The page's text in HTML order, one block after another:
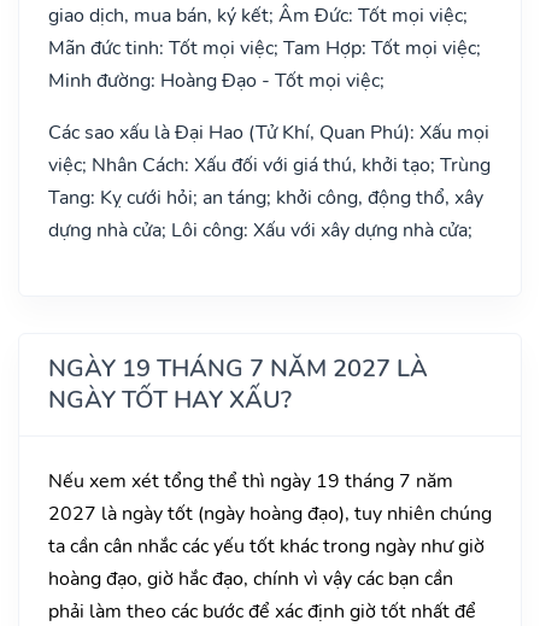
giao dịch, mua bán, ký kết; Âm Đức: Tốt mọi việc;
Mãn đức tinh: Tốt mọi việc; Tam Hợp: Tốt mọi việc;
Minh đường: Hoàng Đạo - Tốt mọi việc;
Các sao xấu là Đại Hao (Tử Khí, Quan Phú): Xấu mọi
việc; Nhân Cách: Xấu đối với giá thú, khởi tạo; Trùng
Tang: Kỵ cưới hỏi; an táng; khởi công, động thổ, xây
dựng nhà cửa; Lôi công: Xấu với xây dựng nhà cửa;
NGÀY 19 THÁNG 7 NĂM 2027 LÀ
NGÀY TỐT HAY XẤU?
Nếu xem xét tổng thể thì ngày 19 tháng 7 năm
2027 là ngày tốt (ngày hoàng đạo), tuy nhiên chúng
ta cần cân nhắc các yếu tốt khác trong ngày như giờ
hoàng đạo, giờ hắc đạo, chính vì vậy các bạn cần
phải làm theo các bước để xác định giờ tốt nhất để